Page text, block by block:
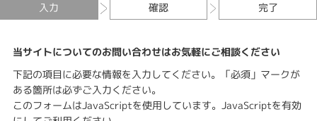
入力 確認 完了
当サイトについてのお問い合わせはお気軽にご相談ください
下記の項目に必要な情報を入力してください。「必須」マークが
ある箇所は必ずご入力ください。
このフォームはJavaScriptを使用しています。JavaScriptを有効